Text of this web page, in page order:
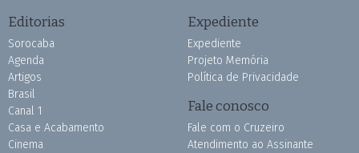
Editorias
Sorocaba
Agenda
Artigos
Brasil
Canal 1
Casa e Acabamento
Cinema
Expediente
Expediente
Projeto Memória
Política de Privacidade
Fale conosco
Fale com o Cruzeiro
Atendimento ao Assinante